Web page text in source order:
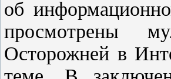
об
просмотрены
Осторожней в